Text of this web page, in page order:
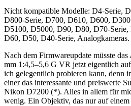
Nicht kompatible Modelle: D4-Serie,
D800-Serie, D700, D610, D600,
D5100, D5000, D90, D80, D70-
D60, D50, D40-Serie, Analogkameras.
Nach dem Firmwareupdate müsste
mm 1:4,5–5,6 G VR jetzt eigentlich
ich gelegentlich probieren kann, denn
einer das interessante und preiswerte
Nikon D7200 (*). Alles in allem für
wenig. Ein Objektiv, das nur auf